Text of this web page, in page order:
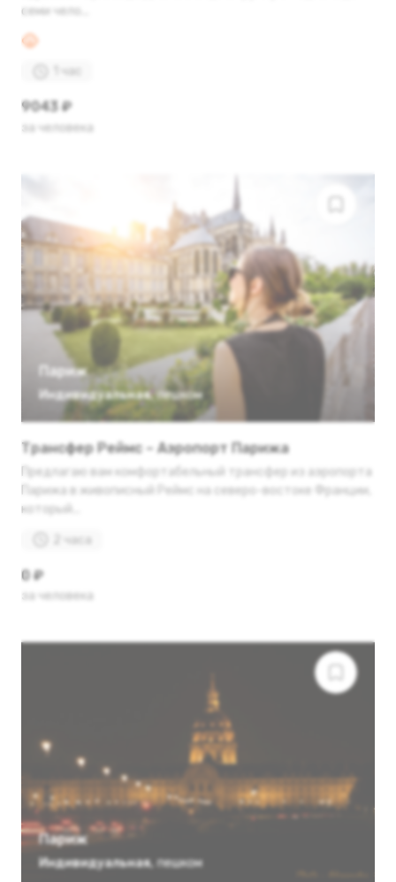
семи чело...
1 час
9043 ₽
за человека
Париж
Индивидуальная, пешком
Трансфер Реймс – Аэропорт Парижа
Предлагаю вам комфортабельный трансфер из аэропорта
Парижа в живописный Реймс на северо-востоке Франции,
который...
2 часа
0 ₽
за человека
Париж
Индивидуальная, пешком